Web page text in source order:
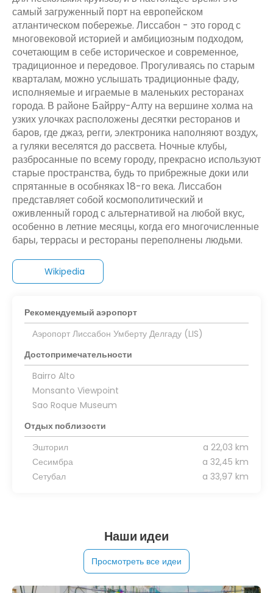
самый загруженный порт на европейском
атлантическом побережье. Лиссабон - это город с
многовековой историей и амбициозным подходом,
сочетающим в себе историческое и современное,
традиционное и передовое. Прогуливаясь по старым
кварталам, можно услышать традиционные фаду,
исполняемые и играемые в маленьких ресторанах
города. В районе Байрру-Алту на вершине холма на
узких улочках расположены десятки ресторанов и
баров, где джаз, регги, электроника наполняют воздух,
а гуляки веселятся до рассвета. Ночные клубы,
разбросанные по всему городу, прекрасно используют
старые пространства, будь то прибрежные доки или
спрятанные в особняках 18-го века. Лиссабон
представляет собой космополитический и
оживленный город с альтернативой на любой вкус,
особенно в летние месяцы, когда его многочисленные
бары, террасы и рестораны переполнены людьми.
Wikipedia
Рекомендуемый аэропорт
Аэропорт Лиссабон Умберту Делгаду (LIS)
Достопримечательности
Bairro Alto
Monsanto Viewpoint
Sao Roque Museum
Отдых поблизости
Эшторил
a 22,03 km
Сесимбра
a 32,45 km
Сетубал
a 33,97 km
Наши идеи
Просмотреть все идеи